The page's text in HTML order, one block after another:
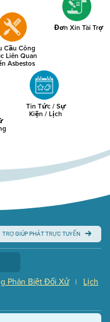
Cầu Công
Liên Quan
Asbestos
Đơn Xin Tài Trợ
Tin Tức / Sự
Kiện / Lịch
TRỢ GIÚP PHÁT TRỰC TUYẾN
Lịch
|
Phân Biệt Đối Xử